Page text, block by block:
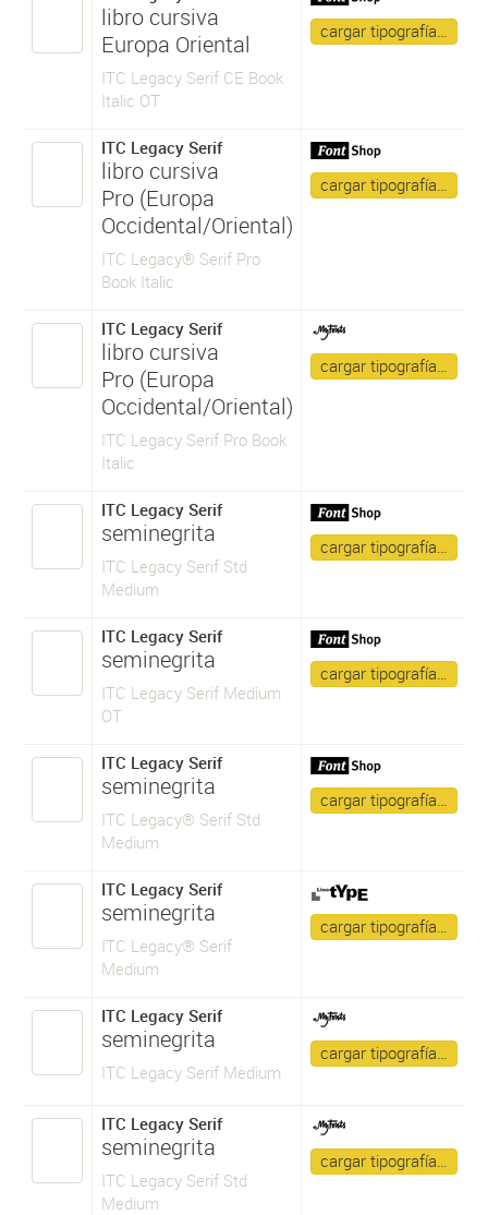
libro cursiva
Europa Oriental
ITC Legacy Serif CE Book
Italic OT
cargar tipografía…
ITC Legacy Serif
libro cursiva
Pro (Europa
Occidental/Oriental)
ITC Legacy® Serif Pro
Book Italic
cargar tipografía…
ITC Legacy Serif
libro cursiva
Pro (Europa
Occidental/Oriental)
ITC Legacy Serif Pro Book
Italic
cargar tipografía…
ITC Legacy Serif
seminegrita
ITC Legacy Serif Std
Medium
cargar tipografía…
ITC Legacy Serif
seminegrita
ITC Legacy Serif Medium
OT
cargar tipografía…
ITC Legacy Serif
seminegrita
ITC Legacy® Serif Std
Medium
cargar tipografía…
ITC Legacy Serif
seminegrita
ITC Legacy® Serif
Medium
cargar tipografía…
ITC Legacy Serif
seminegrita
ITC Legacy Serif Medium
cargar tipografía…
ITC Legacy Serif
seminegrita
ITC Legacy Serif Std
Medium
cargar tipografía…